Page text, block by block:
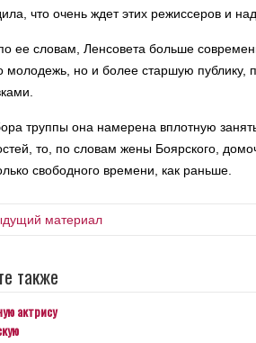
что очень ждет этих режиссеров и
ее словам, Ленсовета больше
молодежь, но и более старшую публику,
труппы она намерена вплотную
то, по словам жены Боярского,
свободного времени, как раньше.
материал
также